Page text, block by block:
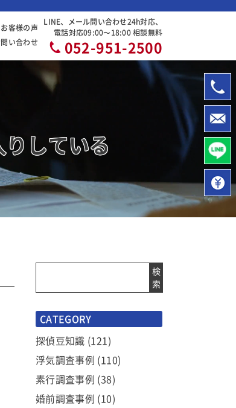
お客様の声
い合わせ
LINE、メール問い合わせ24h対応、
電話対応09:00〜18:00 相談無料
052-951-2500
している
検
索
CATEGORY
探偵豆知識 (121)
浮気調査事例 (110)
素行調査事例 (38)
婚前調査事例 (10)